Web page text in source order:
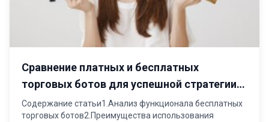
Сравнение платных и бесплатных
торговых ботов для успешной стратегии
торговли
Содержание статьи1.Анализ функционала бесплатных
торговых ботов2.Преимущества использования